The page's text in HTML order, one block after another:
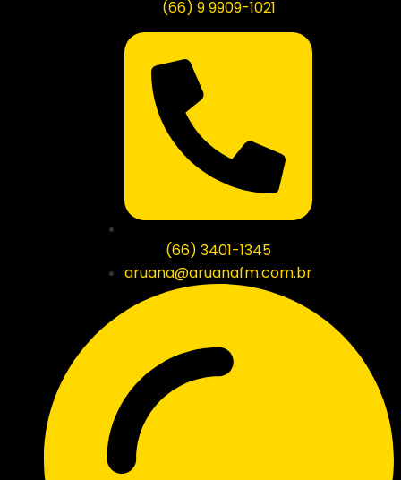
(66) 9 9909-1021
(66) 3401-1345
aruana@aruanafm.com.br